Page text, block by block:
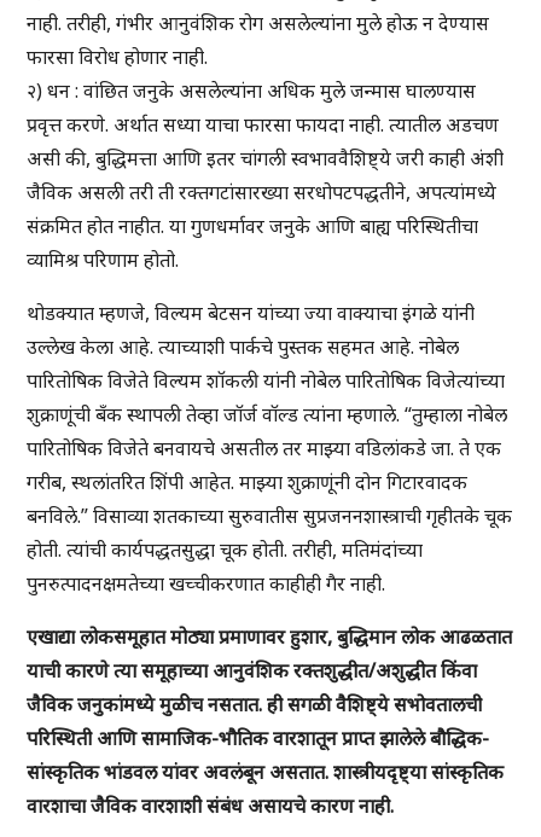
नाही. तरीही, गंभीर आनुवंशिक रोग असलेल्यांना मुले होऊ न देण्यास
फारसा विरोध होणार नाही.
२) धन : वांछित जनुके असलेल्यांना अधिक मुले जन्मास घालण्यास
प्रवृत्त करणे. अर्थात सध्या याचा फारसा फायदा नाही. त्यातील अडचण
असी की, बुद्धिमत्ता आणि इतर चांगली स्वभाववैशिष्ट्ये जरी काही अंशी
जैविक असली तरी ती रक्तगटांसारख्या सरधोपटपद्धतीने, अपत्यांमध्ये
संक्रमित होत नाहीत. या गुणधर्मावर जनुके आणि बाह्य परिस्थितीचा
व्यामिश्र परिणाम होतो.
थोडक्यात म्हणजे, विल्यम बेटसन यांच्या ज्या वाक्याचा इंगळे यांनी
उल्लेख केला आहे. त्याच्याशी पार्कचे पुस्तक सहमत आहे. नोबेल
पारितोषिक विजेते विल्यम शॉकली यांनी नोबेल पारितोषिक विजेत्यांच्या
शुक्राणूंची बँक स्थापली तेव्हा जॉर्ज वॉल्ड त्यांना म्हणाले. “तुम्हाला नोबेल
पारितोषिक विजेते बनवायचे असतील तर माझ्या वडिलांकडे जा. ते एक
गरीब, स्थलांतरित शिंपी आहेत. माझ्या शुक्राणूंनी दोन गिटारवादक
बनविले.” विसाव्या शतकाच्या सुरुवातीस सुप्रजननशास्त्राची गृहीतके चूक
होती. त्यांची कार्यपद्धतसुद्धा चूक होती. तरीही, मतिमंदांच्या
पुनरुत्पादनक्षमतेच्या खच्चीकरणात काहीही गैर नाही.
एखाद्या लोकसमूहात मोठ्या प्रमाणावर हुशार, बुद्धिमान लोक आढळतात
याची कारणे त्या समूहाच्या आनुवंशिक रक्तशुद्धीत/अशुद्धीत किंवा
जैविक जनुकांमध्ये मुळीच नसतात. ही सगळी वैशिष्ट्ये सभोवतालची
परिस्थिती आणि सामाजिक-भौतिक वारशातून प्राप्त झालेले बौद्धिक-
सांस्कृतिक भांडवल यांवर अवलंबून असतात. शास्त्रीयदृष्ट्या सांस्कृतिक
वारशाचा जैविक वारशाशी संबंध असायचे कारण नाही.